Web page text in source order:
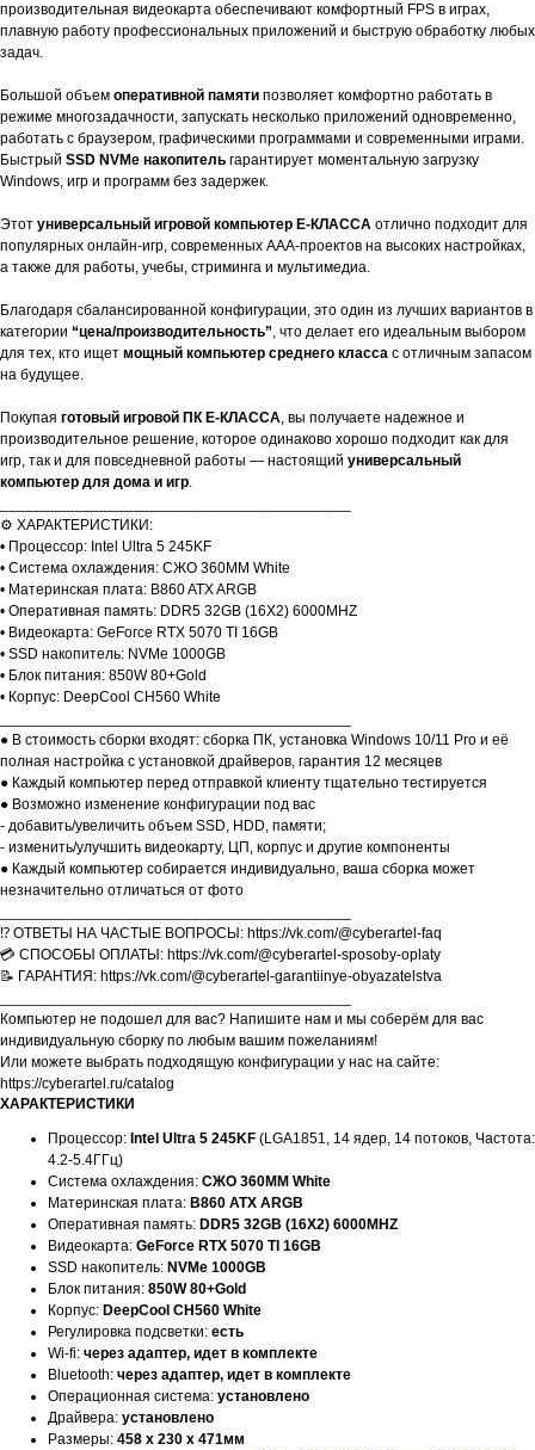
производительная видеокарта обеспечивают комфортный FPS в играх,
плавную работу профессиональных приложений и быструю обработку любых
задач.
Большой объем оперативной памяти позволяет комфортно работать в
режиме многозадачности, запускать несколько приложений одновременно,
работать с браузером, графическими программами и современными играми.
Быстрый SSD NVMe накопитель гарантирует моментальную загрузку
Windows, игр и программ без задержек.
Этот универсальный игровой компьютер E-КЛАССА отлично подходит для
популярных онлайн-игр, современных AAA-проектов на высоких настройках,
а также для работы, учебы, стриминга и мультимедиа.
Благодаря сбалансированной конфигурации, это один из лучших вариантов в
категории “цена/производительность”, что делает его идеальным выбором
для тех, кто ищет мощный компьютер среднего класса с отличным запасом
на будущее.
Покупая готовый игровой ПК E-КЛАССА, вы получаете надежное и
производительное решение, которое одинаково хорошо подходит как для
игр, так и для повседневной работы — настоящий универсальный
компьютер для дома и игр.
⚙️ ХАРАКТЕРИСТИКИ:
• Процессор: Intel Ultra 5 245KF
• Система охлаждения: СЖО 360MM White
• Материнская плата: B860 ATX ARGB
• Оперативная память: DDR5 32GB (16X2) 6000MHZ
• Видеокарта: GeForce RTX 5070 TI 16GB
• SSD накопитель: NVMe 1000GB
• Блок питания: 850W 80+Gold
• Корпус: DeepCool CH560 White
● В стоимость сборки входят: сборка ПК, установка Windows 10/11 Pro и её
полная настройка с установкой драйверов, гарантия 12 месяцев
● Каждый компьютер перед отправкой клиенту тщательно тестируется
● Возможно изменение конфигурации под вас
- добавить/увеличить объем SSD, HDD, памяти;
- изменить/улучшить видеокарту, ЦП, корпус и другие компоненты
● Каждый компьютер собирается индивидуально, ваша сборка может
незначительно отличаться от фото
⁉️ ОТВЕТЫ НА ЧАСТЫЕ ВОПРОСЫ: https://vk.com/@cyberartel-faq
💳 СПОСОБЫ ОПЛАТЫ: https://vk.com/@cyberartel-sposoby-oplaty
📝 ГАРАНТИЯ: https://vk.com/@cyberartel-garantiinye-obyazatelstva
Компьютер не подошел для вас? Напишите нам и мы соберём для вас
индивидуальную сборку по любым вашим пожеланиям!
Или можете выбрать подходящую конфигурации у нас на сайте:
https://cyberartel.ru/catalog
ХАРАКТЕРИСТИКИ
Процессор: Intel Ultra 5 245KF (LGA1851, 14 ядер, 14 потоков, Частота:
4.2-5.4ГГц)
Система охлаждения: СЖО 360MM White
Материнская плата: B860 ATX ARGB
Оперативная память: DDR5 32GB (16X2) 6000MHZ
Видеокарта: GeForce RTX 5070 TI 16GB
SSD накопитель: NVMe 1000GB
Блок питания: 850W 80+Gold
Корпус: DeepCool CH560 White
Регулировка подсветки: есть
Wi-fi: через адаптер, идет в комплекте
Bluetooth: через адаптер, идет в комплекте
Операционная система: установлено
Драйвера: установлено
Размеры: 458 x 230 x 471мм